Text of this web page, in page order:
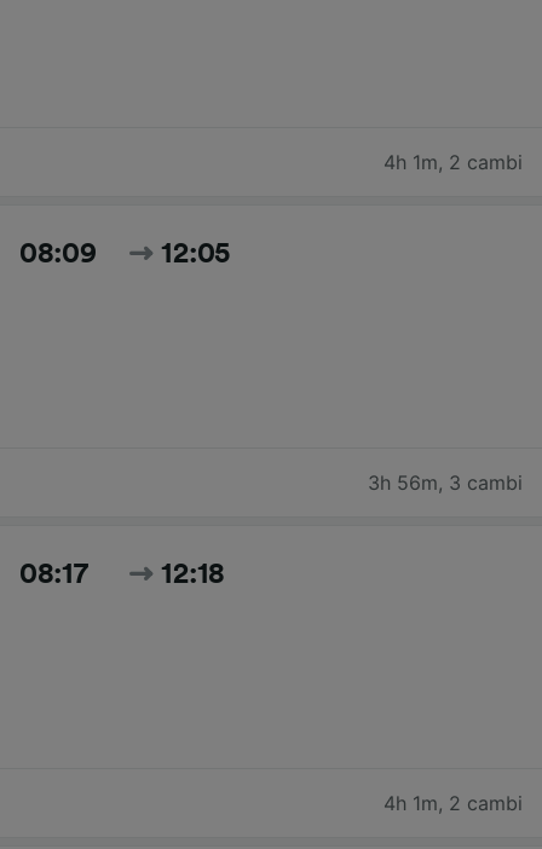
4h 1m, 2 cambi
08:09 12:05
3h 56m, 3 cambi
08:17 12:18
4h 1m, 2 cambi